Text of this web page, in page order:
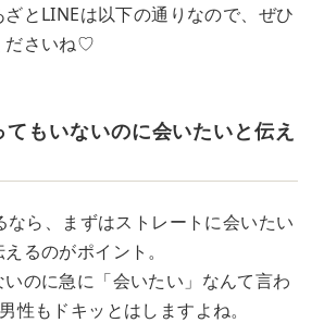
とLINEは以下の通りなので、ぜひ
ださいね♡
てもいないのに会いたいと伝え
なら、まずはストレートに会いたい
るのがポイント。
のに急に「会いたい」なんて言わ
もドキッとはしますよね。